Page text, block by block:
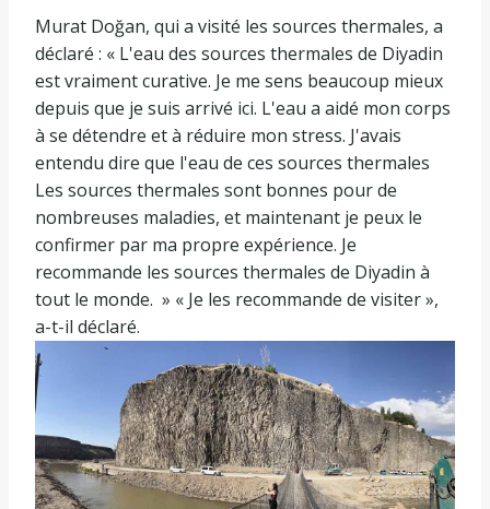
Murat Doğan, qui a visité les sources thermales, a
déclaré : « L'eau des sources thermales de Diyadin
est vraiment curative. Je me sens beaucoup mieux
depuis que je suis arrivé ici. L'eau a aidé mon corps
à se détendre et à réduire mon stress. J'avais
entendu dire que l'eau de ces sources thermales
Les sources thermales sont bonnes pour de
nombreuses maladies, et maintenant je peux le
confirmer par ma propre expérience. Je
recommande les sources thermales de Diyadin à
tout le monde. » « Je les recommande de visiter »,
a-t-il déclaré.